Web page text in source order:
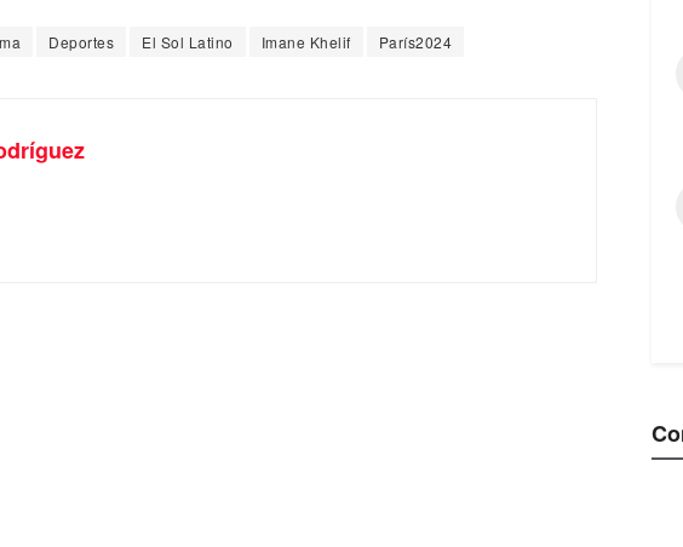
Deportes El Sol Latino Imane Khelif París2024